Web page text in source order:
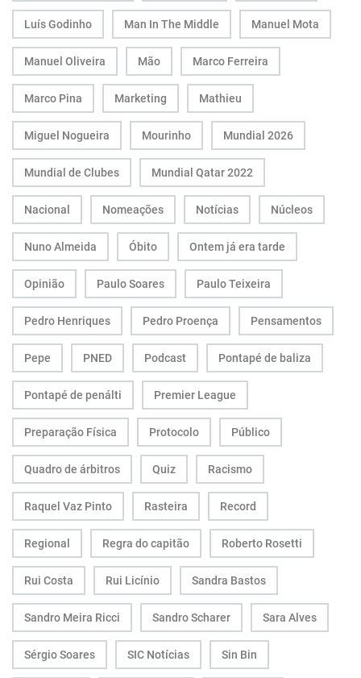
Luís Godinho Man In The Middle Manuel Mota
Manuel Oliveira Mão Marco Ferreira
Marco Pina Marketing Mathieu
Miguel Nogueira Mourinho Mundial 2026
Mundial de Clubes Mundial Qatar 2022
Nacional Nomeações Notícias Núcleos
Nuno Almeida Óbito Ontem já era tarde
Opinião Paulo Soares Paulo Teixeira
Pedro Henriques Pedro Proença Pensamentos
Pepe PNED Podcast Pontapé de baliza
Pontapé de penálti Premier League
Preparação Física Protocolo Público
Quadro de árbitros Quiz Racismo
Raquel Vaz Pinto Rasteira Record
Regional Regra do capitão Roberto Rosetti
Rui Costa Rui Licínio Sandra Bastos
Sandro Meira Ricci Sandro Scharer Sara Alves
Sérgio Soares SIC Notícias Sin Bin